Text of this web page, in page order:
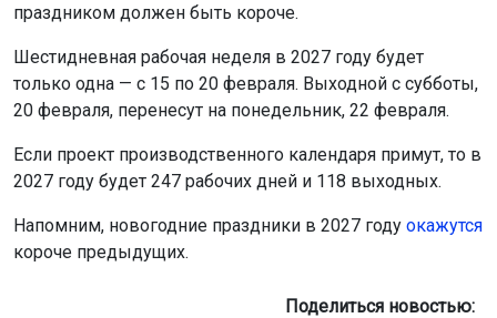
праздником должен быть короче.
Шестидневная рабочая неделя в 2027 году будет
только одна — с 15 по 20 февраля. Выходной с субботы,
20 февраля, перенесут на понедельник, 22 февраля.
Если проект производственного календаря примут, то в
2027 году будет 247 рабочих дней и 118 выходных.
Напомним, новогодние праздники в 2027 году окажутся
короче предыдущих.
Поделиться новостью: